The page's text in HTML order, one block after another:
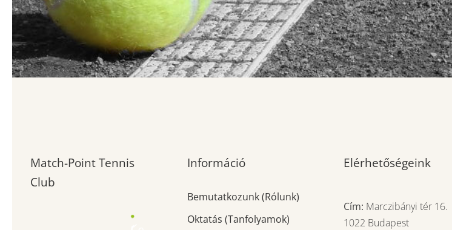
Match-Point Tennis
Club
Információ
Bemutatkozunk (Rólunk)
Oktatás (Tanfolyamok)
Elérhetőségeink
Cím: Marczibányi tér 16.
1022 Budapest